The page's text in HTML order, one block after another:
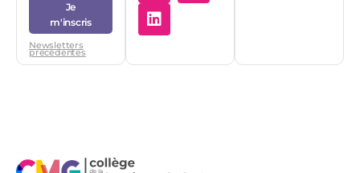
Je
m'inscris
Newsletters
précédentes